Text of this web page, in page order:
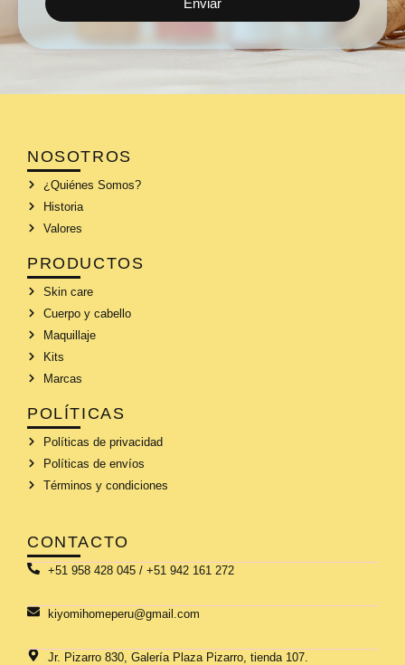
Enviar
NOSOTROS
¿Quiénes Somos?
Historia
Valores
PRODUCTOS
Skin care
Cuerpo y cabello
Maquillaje
Kits
Marcas
POLÍTICAS
Políticas de privacidad
Políticas de envíos
Términos y condiciones
CONTACTO
+51 958 428 045 / +51 942 161 272
kiyomihomeperu@gmail.com
Jr. Pizarro 830, Galería Plaza Pizarro, tienda 107.